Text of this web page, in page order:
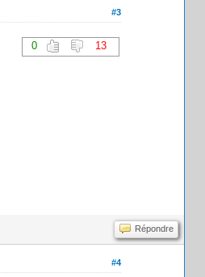
#3
0 13
Répondre
#4